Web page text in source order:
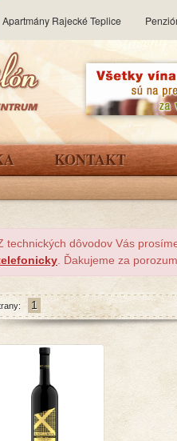
Apartmány Rajecké Teplice
KONTAKT
technických dôvodov Vás
. Ďakujeme za
1